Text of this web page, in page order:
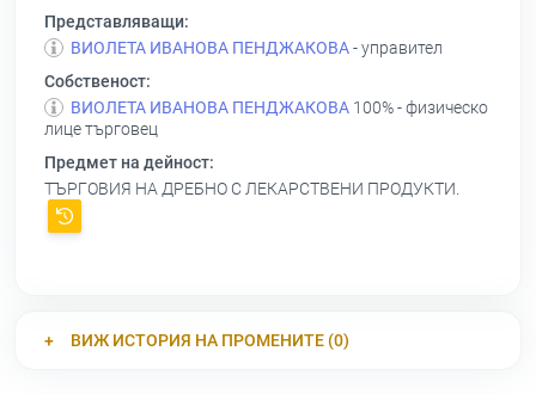
Представляващи:
ВИОЛЕТА ИВАНОВА ПЕНДЖАКОВА- управител
Собственост:
ВИОЛЕТА ИВАНОВА ПЕНДЖАКОВА 100% - физическо
лице търговец
Предмет на дейност:
ТЪРГОВИЯ НА ДРЕБНО С ЛЕКАРСТВЕНИ ПРОДУКТИ.
ВИЖ ИСТОРИЯ НА ПРОМЕНИТЕ (0)